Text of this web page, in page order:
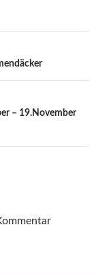
– 19.November